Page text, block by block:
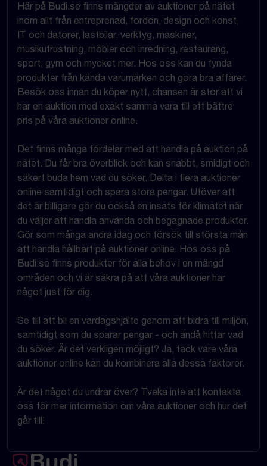
Här på Budi.se finns mängder av auktioner på nätet
inom allt från entreprenad, fordon, design och konst,
IT och datorer, lastbilar, verktyg, maskiner,
musikutrustning, möbler och inredning, restaurang,
sport, gym och mycket mer. Hos oss kan du fynda
produkter från kända varumärken och göra bra affärer.
Besök oss innan du köper nytt, chansen är stor att vi
har en auktion med exakt samma vara till ett bättre
pris på våra auktioner online.
Det finns många fördelar med att handla på auktion på
nätet. Du får bra överblick och kan snabbt, smidigt och
säkert buda hem vad du söker. Delta i flera auktioner
online samtidigt och spara stora pengar. Utöver att
det är billigare gör du också en insats för klimatet när
du väljer att handla använda och begagnade produkter.
Gör som många andra idag och försök till största mån
att handla hållbart på auktioner online. Hos oss på
Budi.se finns produkter för alla behov i en mängd
områden och vi är säkra på att våra auktioner har
något just för dig.
Se till att bli en vardagshjälte genom att bidra till miljön,
samtidigt som du sparar pengar - och ändå hittar vad
du söker. Är det verkligen möjligt? Ja, tack vare våra
auktioner online kan du kombinera alla dessa faktorer.
Är det något du undrar över? Tveka inte att kontakta
oss för mer information om våra auktioner och hur det
går till!